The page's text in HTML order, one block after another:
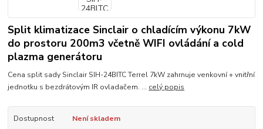
Split klimatizace Sinclair o chladícím výkonu 7kW
do prostoru 200m3 včetně WIFI ovládání a cold
plazma generátoru
Cena split sady Sinclair SIH-24BITC Terrel 7kW zahrnuje venkovní + vnitřní
jednotku s bezdrátovým IR ovladačem. ... celý popis
Dostupnost
Není skladem